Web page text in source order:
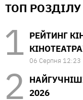
ТОП РОЗДІЛУ
РЕЙТИНГ
06 Серпня 12:23
2026